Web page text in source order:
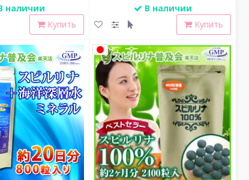
наличии
Купить
В наличии
Купить